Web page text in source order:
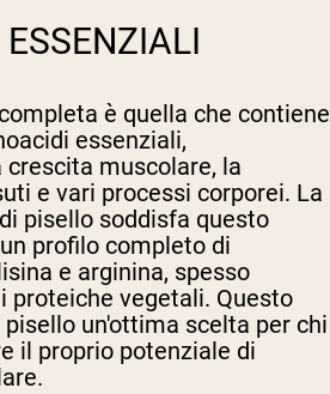
è quella che contiene
essenziali,
muscolare, la
e vari processi corporei. La
pisello soddisfa questo
profilo completo di
e arginina, spesso
proteiche vegetali. Questo
un'ottima scelta per chi
il proprio potenziale di